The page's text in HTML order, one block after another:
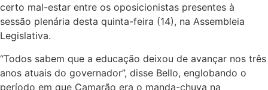
certo mal-estar entre os oposicionistas presentes à
sessão plenária desta quinta-feira (14), na Assembleia
Legislativa.
“Todos sabem que a educação deixou de avançar nos três
anos atuais do governador”, disse Bello, englobando o
período em que Camarão era o manda-chuva na